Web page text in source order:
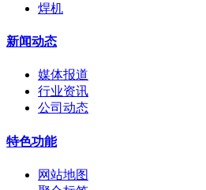
焊机
新闻动态
媒体报道
行业资讯
公司动态
特色功能
网站地图